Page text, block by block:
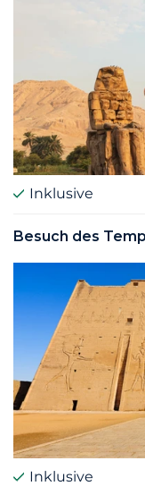
Inklusive
Besuch des
Inklusive